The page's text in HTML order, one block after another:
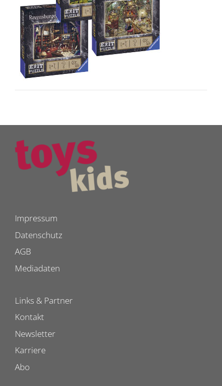
Impressum
Datenschutz
AGB
Mediadaten
Links & Partner
Kontakt
Newsletter
Karriere
Abo